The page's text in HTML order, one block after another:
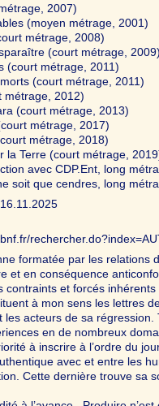
2007)
(moyen métrage, 2001)
métrage, 2008)
(court métrage, 2009)
(court métrage, 2011)
(court métrage, 2011)
métrage, 2012)
(court métrage, 2013)
métrage, 2017)
métrage, 2018)
la Terre (court métrage,
avec CDP.Ent, long
soit que cendres, long
formatée par les relations
et en conséquence
contraints et forcés
à mon sens les lettres
les acteurs de sa
en de nombreux
à inscrire à l’ordre du
avec et entre les
Cette dernière trouve sa